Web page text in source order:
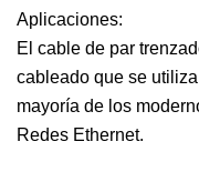
Aplicaciones:
El cable de par
cableado que se
mayoría de los
Redes Ethernet.